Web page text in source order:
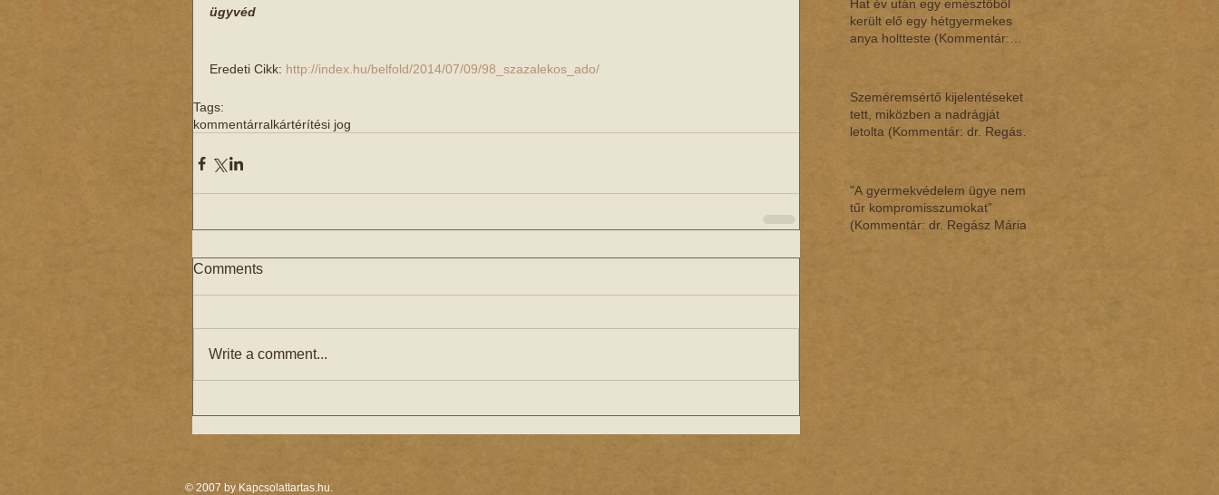
ügyvéd
Eredeti Cikk: http://index.hu/belfold/2014/07/09/98_szazalekos_ado/
Tags:
kommentárralkártérítési jog
Comments
Write a comment...
Hat év után egy emésztőből
került elő egy hétgyermekes
anya holtteste (Kommentár:
Szeméremsértő kijelentéseket
tett, miközben a nadrágját
letolta (Kommentár: dr. Regász
"A gyermekvédelem ügye nem
tűr kompromisszumokat”
(Kommentár: dr. Regász Mária)
© 2007 by Kapcsolattartas.hu.